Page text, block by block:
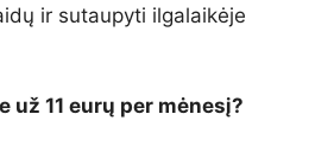
ir sutaupyti ilgalaikėje
už 11 eurų per mėnesį?